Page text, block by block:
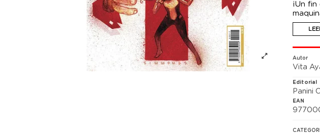
¡Un
Autor
Vita
Editorial
Panini
EAN